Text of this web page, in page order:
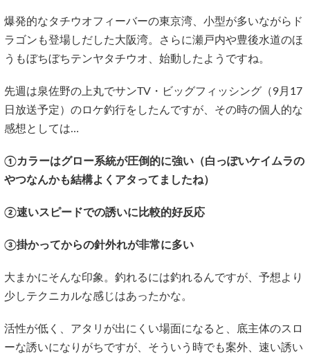
爆発的なタチウオフィーバーの東京湾、小型が多いながらド
ラゴンも登場しだした大阪湾。さらに瀬戸内や豊後水道のほ
うもぼちぼちテンヤタチウオ、始動したようですね。
先週は泉佐野の上丸でサンTV・ビッグフィッシング（9月17
日放送予定）のロケ釣行をしたんですが、その時の個人的な
感想としては…
①カラーはグロー系統が圧倒的に強い（白っぽいケイムラの
やつなんかも結構よくアタってましたね）
②速いスピードでの誘いに比較的好反応
③掛かってからの針外れが非常に多い
大まかにそんな印象。釣れるには釣れるんですが、予想より
少しテクニカルな感じはあったかな。
活性が低く、アタリが出にくい場面になると、底主体のスロ
ーな誘いになりがちですが、そういう時でも案外、速い誘い